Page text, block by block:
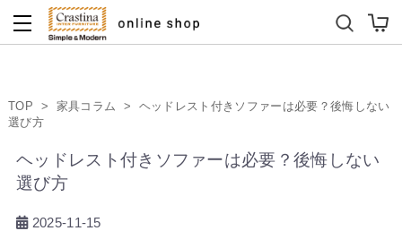
ダイニングテーブルセット
TOP > 家具コラム >
ヘッドレスト付きソファーは必要？後悔しない
選び方
ヘッドレスト付きソファーは必要？後悔しない
選び方
2025-11-15